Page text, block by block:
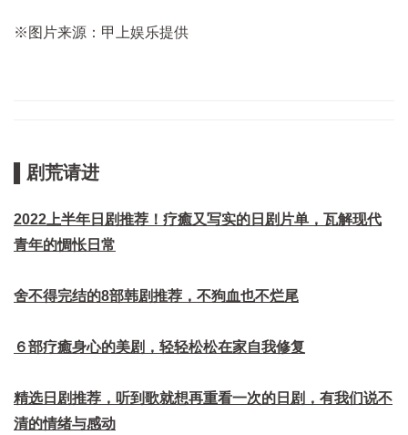
※图片来源：甲上娱乐提供
▌剧荒请进
2022上半年日剧推荐！疗癒又写实的日剧片单，瓦解现代
青年的惆怅日常
舍不得完结的8部韩剧推荐，不狗血也不烂尾
６部疗癒身心的美剧，轻轻松松在家自我修复
精选日剧推荐，听到歌就想再重看一次的日剧，有我们说不
清的情绪与感动